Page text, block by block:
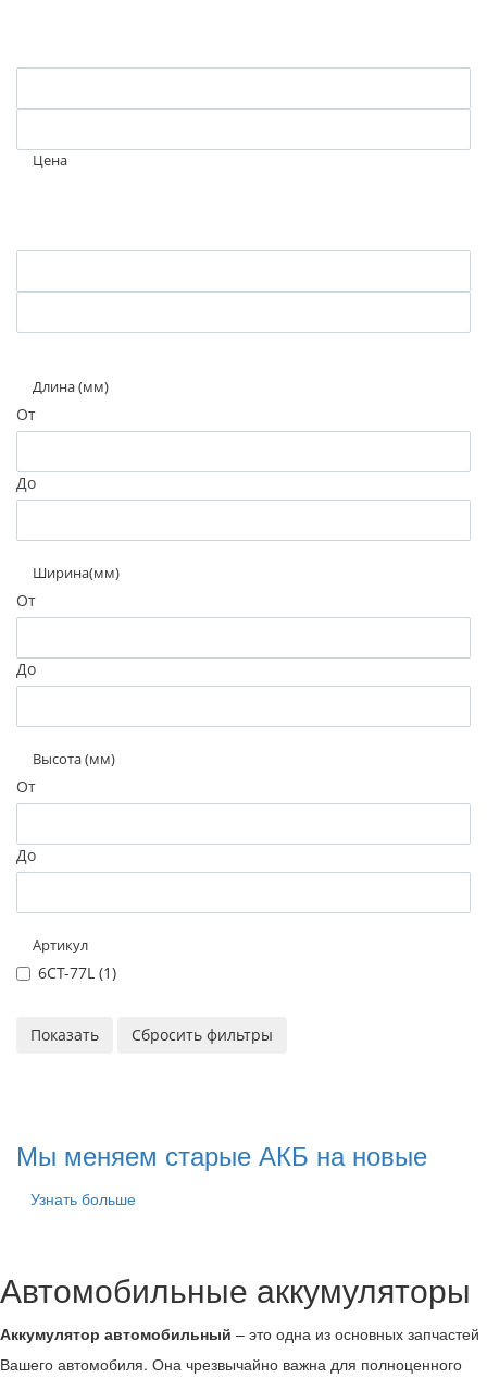
Цена
Длина (мм)
От
До
Ширина(мм)
От
До
Высота (мм)
От
До
Артикул
6СТ-77L (1)
Мы меняем старые АКБ на новые
Узнать больше
Автомобильные аккумуляторы
Аккумулятор автомобильный – это одна из основных запчастей
Вашего автомобиля. Она чрезвычайно важна для полноценного